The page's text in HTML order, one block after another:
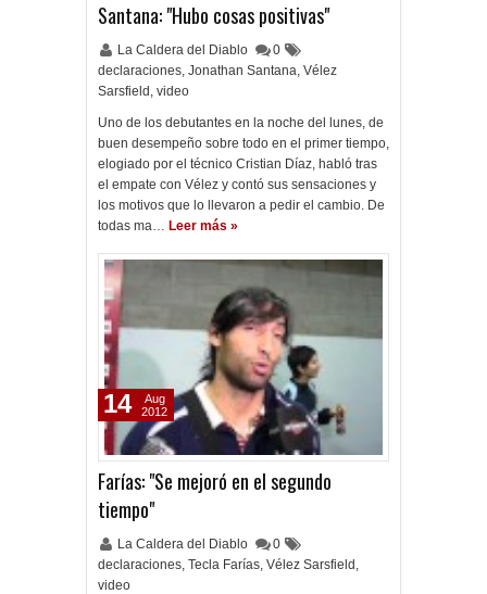
Santana: "Hubo cosas positivas"
La Caldera del Diablo
0
declaraciones, Jonathan Santana, Vélez
Sarsfield , video
Uno de los debutantes en la noche del lunes, de
buen desempeño sobre todo en el primer tiempo,
elogiado por el técnico Cristian Díaz, habló tras
el empate con Vélez y contó sus sensaciones y
los motivos que lo llevaron a pedir el cambio. De
todas ma… Leer más »
Farías: "Se mejoró en el segundo
tiempo"
La Caldera del Diablo
0
declaraciones, Tecla Farías, Vélez Sarsfield ,
video
14
Aug
2012